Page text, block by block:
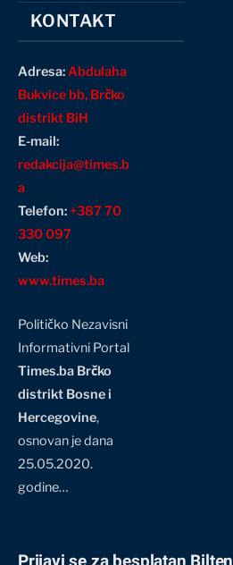
KONTAKT
Adresa:Abdulaha
Bukvice bb, Brčko
distrikt BiH
E-mail:
redakcija@times.b
a
Telefon:+387 70
330 097
Web:
www.times.ba
Političko Nezavisni
Informativni Portal
Times.ba Brčko
distrikt Bosne i
Hercegovine,
osnovan je dana
25.05.2020.
godine…
Prijavi se za besplatan Bilten